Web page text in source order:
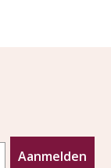
Aanmelden